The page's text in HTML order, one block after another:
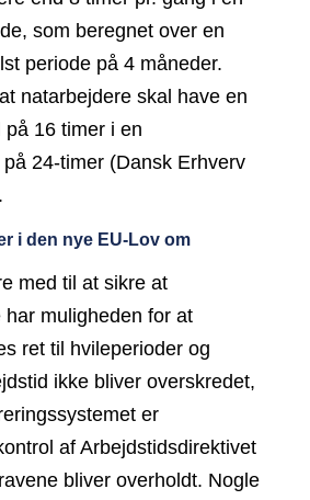
som beregnet over en
periode på 4 måneder.
natarbejdere skal have en
på 16 timer i en
24-timer (Dansk Erhverv
i den nye EU-Lov om
med til at sikre at
har muligheden for at
ret til hvileperioder og
ikke bliver overskredet,
er
af Arbejdstidsdirektivet
bliver overholdt. Nogle